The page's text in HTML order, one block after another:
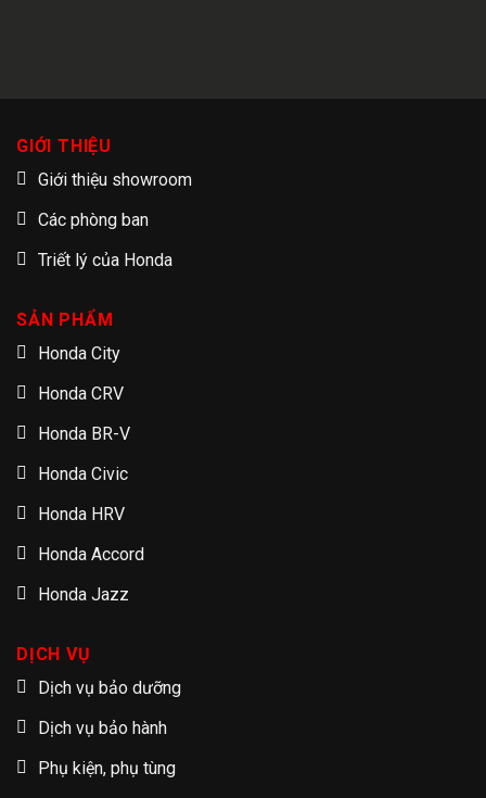
GIỚI THIỆU
Giới thiệu showroom
Các phòng ban
Triết lý của Honda
SẢN PHẨM
Honda City
Honda CRV
Honda BR-V
Honda Civic
Honda HRV
Honda Accord
Honda Jazz
DỊCH VỤ
Dịch vụ bảo dưỡng
Dịch vụ bảo hành
Phụ kiện, phụ tùng